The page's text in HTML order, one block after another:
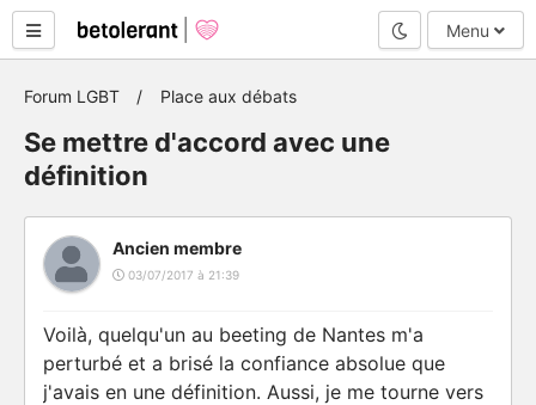
Mode nuit
Menu
Forum LGBT Place aux débats
Se mettre d'accord avec une
définition
Ancien membre
03/07/2017 à 21:39
Voilà, quelqu'un au beeting de Nantes m'a
perturbé et a brisé la confiance absolue que
j'avais en une définition. Aussi, je me tourne vers